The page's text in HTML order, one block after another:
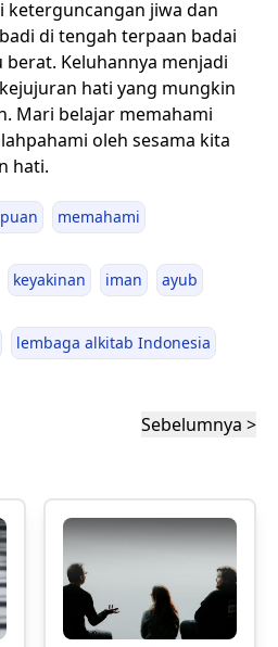
keterguncangan jiwa dan
di tengah terpaan badai
Keluhannya menjadi
hati yang mungkin
Mari belajar memahami
oleh sesama kita
hati.
memahami
keyakinan iman ayub
lembaga alkitab Indonesia
Sebelumnya >